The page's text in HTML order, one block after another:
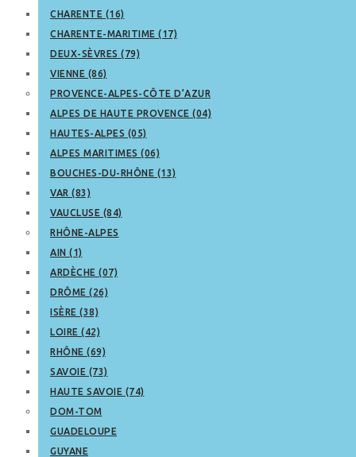
CHARENTE (16)
CHARENTE-MARITIME (17)
DEUX-SÈVRES (79)
VIENNE (86)
PROVENCE-ALPES-CÔTE D’AZUR
ALPES DE HAUTE PROVENCE (04)
HAUTES-ALPES (05)
ALPES MARITIMES (06)
BOUCHES-DU-RHÔNE (13)
VAR (83)
VAUCLUSE (84)
RHÔNE-ALPES
AIN (1)
ARDÈCHE (07)
DRÔME (26)
ISÈRE (38)
LOIRE (42)
RHÔNE (69)
SAVOIE (73)
HAUTE SAVOIE (74)
DOM-TOM
GUADELOUPE
GUYANE